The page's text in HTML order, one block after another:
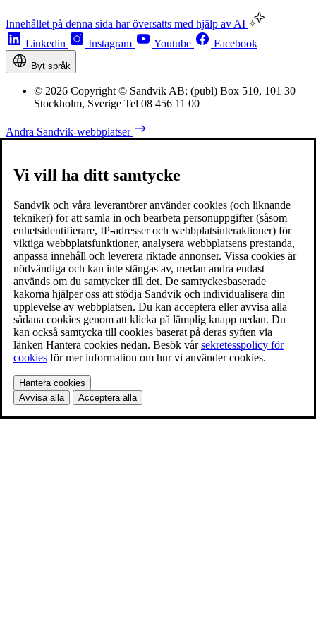
Innehållet på denna sida har översatts med hjälp av AI
Linkedin
Instagram Youtube Facebook
Byt språk
© 2026 Copyright © Sandvik AB; (publ) Box 510, 101 30
Stockholm, Sverige Tel 08 456 11 00
Andra Sandvik-webbplatser
Vi vill ha ditt samtycke
Sandvik och våra leverantörer använder cookies (och liknande
tekniker) för att samla in och bearbeta personuppgifter (såsom
enhetsidentifierare, IP-adresser och webbplatsinteraktioner) för
viktiga webbplatsfunktioner, analysera webbplatsens prestanda,
anpassa innehåll och leverera riktade annonser. Vissa cookies är
nödvändiga och kan inte stängas av, medan andra endast
används om du samtycker till det. De samtyckesbaserade
kakorna hjälper oss att stödja Sandvik och individualisera din
upplevelse av webbplatsen. Du kan acceptera eller avvisa alla
sådana cookies genom att klicka på lämplig knapp nedan. Du
kan också samtycka till cookies baserat på deras syften via
länken Hantera cookies nedan. Besök vårsekretesspolicy för
cookies för mer information om hur vi använder cookies.
Hantera cookies
Avvisa alla
Acceptera alla